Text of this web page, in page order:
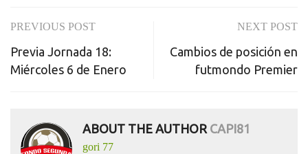
Post
navigation
PREVIOUS POST
Previa Jornada 18:
Miércoles 6 de Enero
NEXT POST
Cambios de posición en
futmondo Premier
ABOUT THE AUTHOR CAPI81
gori 77